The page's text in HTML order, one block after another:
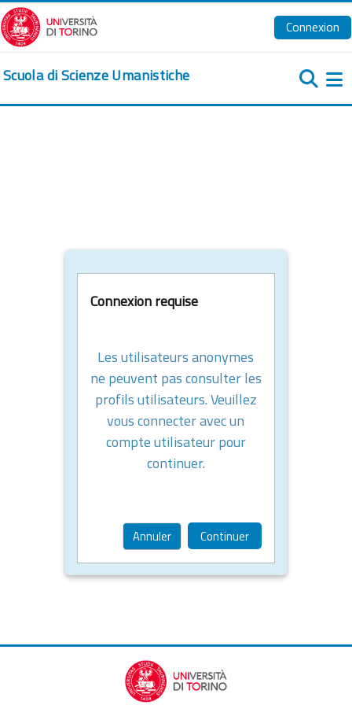
Passer au contenu principal
Connexion
Scuola di Scienze Umanistiche
Connexion requise
Les utilisateurs anonymes
ne peuvent pas consulter les
profils utilisateurs. Veuillez
vous connecter avec un
compte utilisateur pour
continuer.
Annuler Continuer